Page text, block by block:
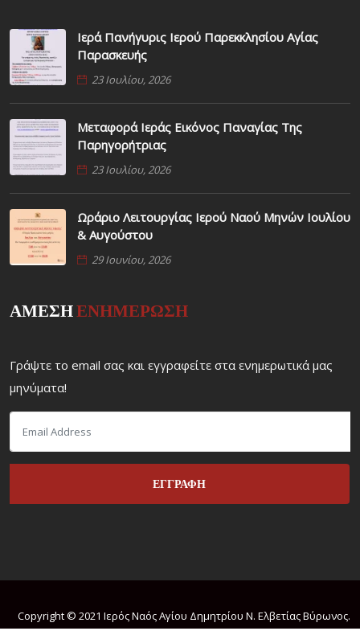
Ιερά Πανήγυρις Ιερού Παρεκκλησίου Αγίας
Παρασκευής
23 Ιουλίου, 2026
Μεταφορά Ιεράς Εικόνος Παναγίας Της
Παρηγορήτριας
23 Ιουλίου, 2026
Ωράριο Λειτουργίας Ιερού Ναού Μηνών Ιουλίου
& Αυγούστου
29 Ιουνίου, 2026
ΑΜΕΣΗΕΝΗΜΕΡΩΣΗ
Γράψτε το email σας και εγγραφείτε στα ενημερωτικά μας
μηνύματα!
Copyright © 2021 Ιερός Ναός Αγίου Δημητρίου Ν. Ελβετίας Βύρωνος.